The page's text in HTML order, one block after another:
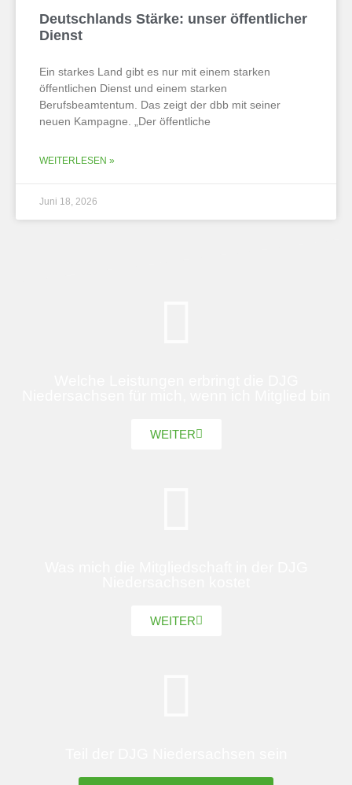
Deutschlands Stärke: unser öffentlicher
Dienst
Ein starkes Land gibt es nur mit einem starken
öffentlichen Dienst und einem starken
Berufsbeamtentum. Das zeigt der dbb mit seiner
neuen Kampagne. „Der öffentliche
WEITERLESEN »
Juni 18, 2026
WEITER
WEITER